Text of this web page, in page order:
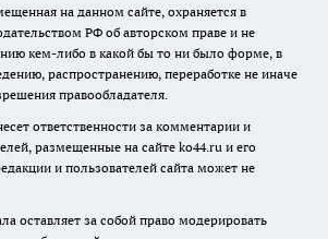
на данном сайте, охраняется в
РФ об авторском праве и не
кем-либо в какой бы то ни было форме, в
распространению, переработке не иначе
правообладателя.
ответственности за комментарии и
размещенные на сайте ko44.ru и его
и пользователей сайта может не
оставляет за собой право модерировать